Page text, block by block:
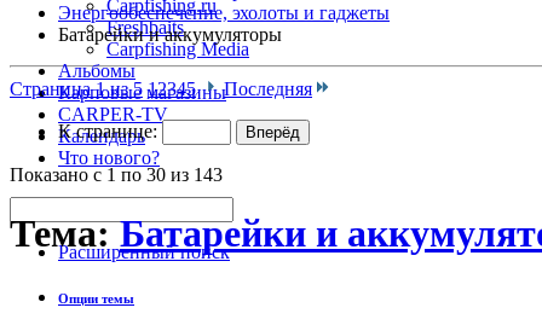
Carpfishing.ru
Freshbaits |
Carpfishing Media
Альбомы
Карповые магазины
CARPER-TV
Календарь
Что нового?
Расширенный поиск
Энергообеспечение, эхолоты и гаджеты
Батарейки и аккумуляторы
Страница 1 из 5 12345 Последняя
К странице:
Показано с 1 по 30 из 143
Тема:Батарейки и
Опции темы